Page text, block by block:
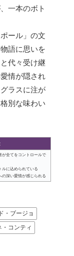
一本のボト
ール」の文
語に思いを
代々受け継
情が隠され
ラスに注が
別な味わい
が全てをコントロールで
ルに込められている
の深い愛情が感じられる
・ブージョ
・コンティ